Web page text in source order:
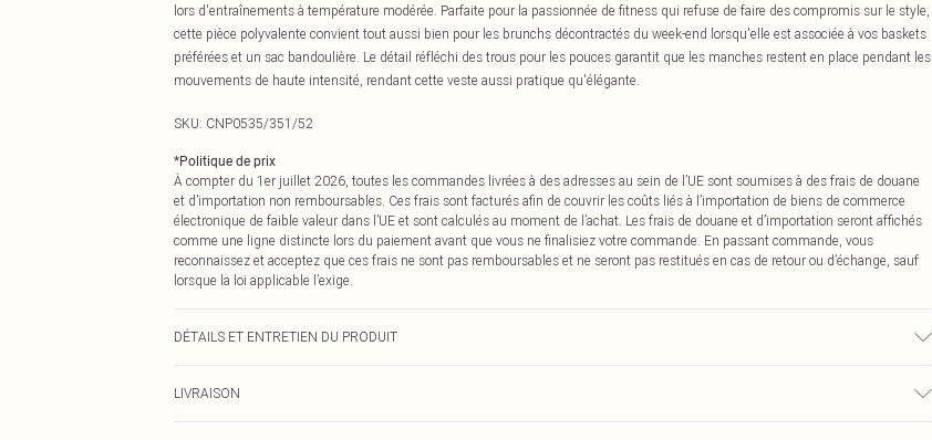
lors d'entraînements à température modérée. Parfaite pour la passionnée de fitness qui refuse de faire des compromis sur le style,
cette pièce polyvalente convient tout aussi bien pour les brunchs décontractés du week-end lorsqu'elle est associée à vos baskets
préférées et un sac bandoulière. Le détail réfléchi des trous pour les pouces garantit que les manches restent en place pendant les
mouvements de haute intensité, rendant cette veste aussi pratique qu'élégante.
SKU: CNP0535/351/52
*Politique de prix
À compter du 1er juillet 2026, toutes les commandes livrées à des adresses au sein de l’UE sont soumises à des frais de douane
et d’importation non remboursables. Ces frais sont facturés afin de couvrir les coûts liés à l’importation de biens de commerce
électronique de faible valeur dans l’UE et sont calculés au moment de l’achat. Les frais de douane et d’importation seront affichés
comme une ligne distincte lors du paiement avant que vous ne finalisiez votre commande. En passant commande, vous
reconnaissez et acceptez que ces frais ne sont pas remboursables et ne seront pas restitués en cas de retour ou d’échange, sauf
lorsque la loi applicable l’exige.
DÉTAILS ET ENTRETIEN DU PRODUIT
LIVRAISON